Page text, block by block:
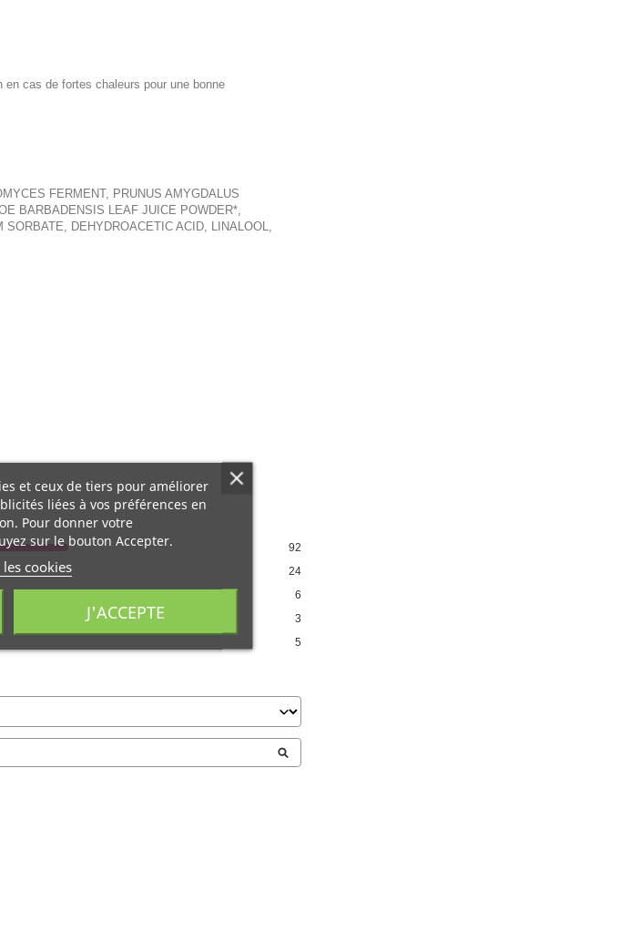
cas de fortes chaleurs pour une bonne
FERMENT, PRUNUS AMYGDALUS
BARBADENSIS LEAF JUICE POWDER*,
DEHYDROACETIC ACID, LINALOOL,
92
24
6
3
5
et ceux de tiers pour améliorer
liées à vos préférences en
Pour donner votre
sur le bouton Accepter.
cookies
J'ACCEPTE